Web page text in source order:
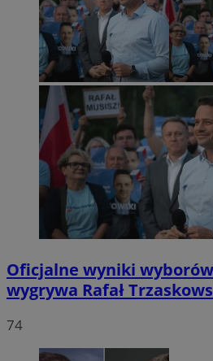
Oficjalne wyniki
wygrywa Rafał
74